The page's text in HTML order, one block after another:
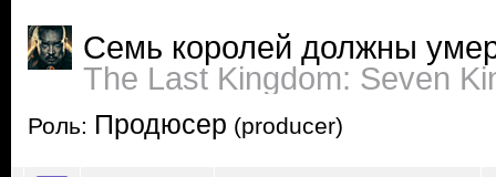
Семь королей должны
The Last Kingdom: Seven
Роль: Продюсер (producer)